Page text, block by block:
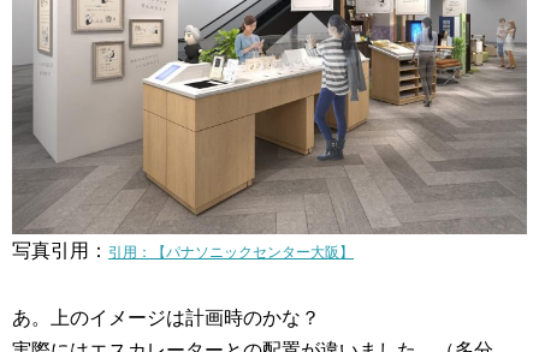
写真引用： 引用：【パナソニックセンター大阪】
あ。上のイメージは計画時のかな？